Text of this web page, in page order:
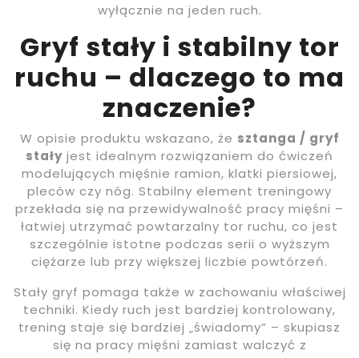
wyłącznie na jeden ruch.
Gryf stały i stabilny tor
ruchu – dlaczego to ma
znaczenie?
W opisie produktu wskazano, że sztanga / gryf
stały jest idealnym rozwiązaniem do ćwiczeń
modelujących mięśnie ramion, klatki piersiowej,
pleców czy nóg. Stabilny element treningowy
przekłada się na przewidywalność pracy mięśni –
łatwiej utrzymać powtarzalny tor ruchu, co jest
szczególnie istotne podczas serii o wyższym
ciężarze lub przy większej liczbie powtórzeń.
Stały gryf pomaga także w zachowaniu właściwej
techniki. Kiedy ruch jest bardziej kontrolowany,
trening staje się bardziej „świadomy” – skupiasz
się na pracy mięśni zamiast walczyć z